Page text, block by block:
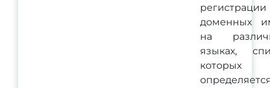
регистрации
доменных
на
языках,
которых